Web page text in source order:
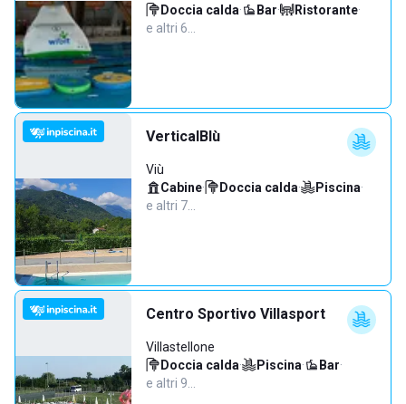
Doccia calda· Bar· Ristorante·
e altri 6…
VerticalBlù
Viù
Cabine· Doccia calda· Piscina·
e altri 7…
Centro Sportivo Villasport
Villastellone
Doccia calda· Piscina· Bar·
e altri 9…